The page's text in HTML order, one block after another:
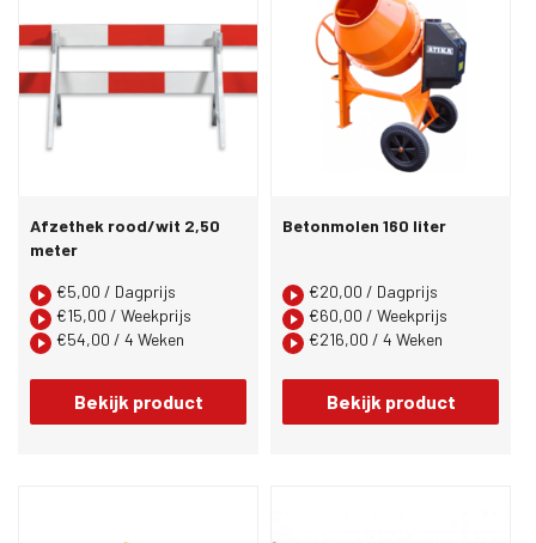
Afzethek rood/wit 2,50
meter
€5,00 / Dagprijs
€15,00 / Weekprijs
€54,00 / 4 Weken
Bekijk product
Betonmolen 160 liter
€20,00 / Dagprijs
€60,00 / Weekprijs
€216,00 / 4 Weken
Bekijk product